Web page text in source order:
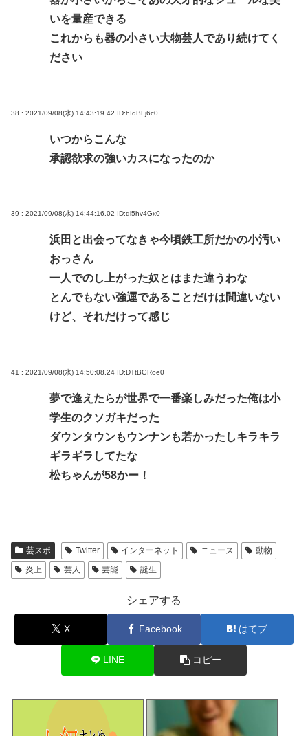
いを量産できる
これからも器の小さい大物芸人であり続けてく
ださい
38 : 2021/09/08(水) 14:43:19.42 ID:hIdBLj6c0
いつからこんな
承認欲求の強いカスになったのか
39 : 2021/09/08(水) 14:44:16.02 ID:dl5hv4Gx0
浜田と出会ってなきゃ今頃鉄工所だかの小汚い
おっさん
一人でのし上がった奴とはまた違うわな
とんでもない強運であることだけは間違いない
けど、それだけって感じ
41 : 2021/09/08(水) 14:50:08.24 ID:DTtBGRoe0
夢で逢えたらが世界で一番楽しみだった俺は小
学生のクソガキだった
ダウンタウンもウンナンも若かったしキラキラ
ギラギラしてたな
松ちゃんが58かー！
芸スポ Twitter インターネット ニュース
動物
炎上
芸人 芸能 誕生
シェアする
X Facebook はてブ
LINE コピー